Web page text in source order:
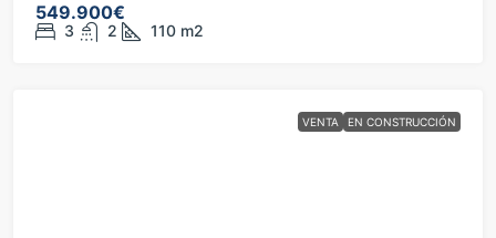
549.900€
3 2 110 m2
VENTA EN CONSTRUCCIÓN